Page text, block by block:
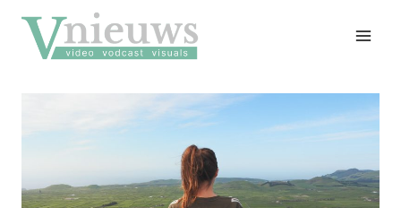
naar
inhoud